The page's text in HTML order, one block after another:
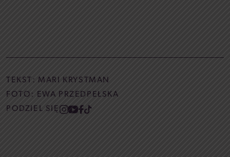
TEKST: MARI KRYSTMAN
FOTO: EWA PRZEDPEŁSKA
PODZIEL SIĘ